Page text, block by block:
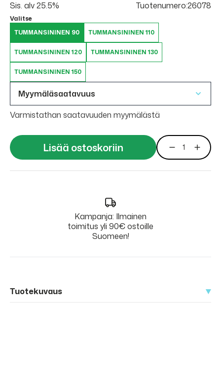
Sis. alv 25.5% Tuotenumero:26078
Valitse
TUMMANSININEN 90
TUMMANSININEN 110
TUMMANSININEN 120 TUMMANSININEN 130
TUMMANSININEN 150
Myymäläsaatavuus
Varmistathan saatavuuden myymälästä
Lisää ostoskoriin
Kampanja: Ilmainen
toimitus yli 90€ ostoille
Suomeen!
Tuotekuvaus